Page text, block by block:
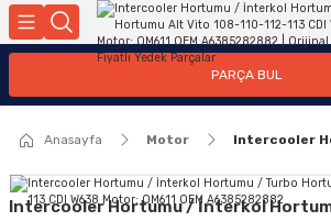
Geri Dön
Geri Dön
Geri Dön
Motor
Ateşleme
Alternatör
Geri Dön
Geri Dön
Geri Dön
Kollar
Geri Dön
Geri Dön
Ön Arka
Geri Dön
PARÇA BUL
Anasayfa Motor Intercooler
Intercooler Hortumu / İnterkol